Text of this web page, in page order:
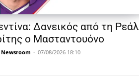
Δανεικός από τη Ρεάλ
ο Μασταντουόνο
- 07/08/2026 18:10